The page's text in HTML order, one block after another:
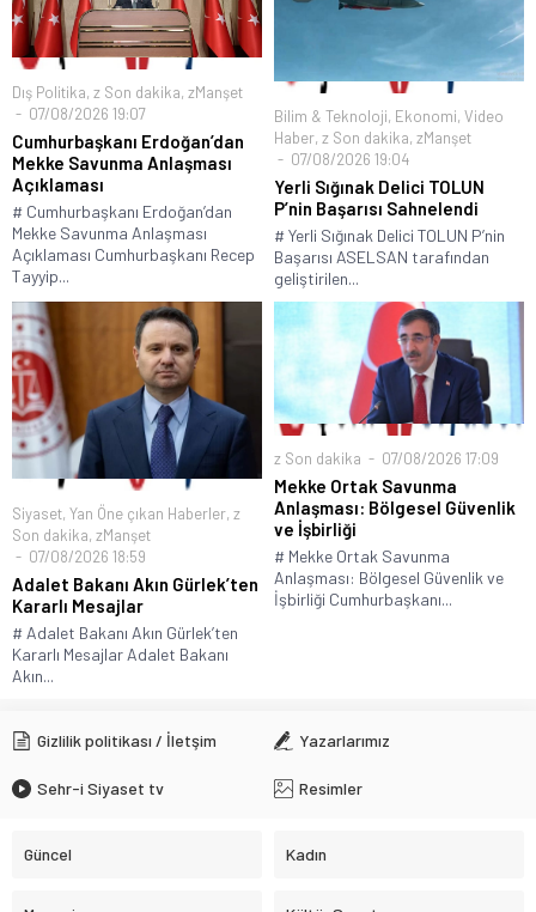
Dış Politika, z Son dakika, zManşet
07/08/2026 19:07
Cumhurbaşkanı Erdoğan’dan
Mekke Savunma Anlaşması
Açıklaması
# Cumhurbaşkanı Erdoğan’dan
Mekke Savunma Anlaşması
Açıklaması Cumhurbaşkanı Recep
Tayyip...
Bilim & Teknoloji, Ekonomi, Video
Haber, z Son dakika, zManşet
07/08/2026 19:04
Yerli Sığınak Delici TOLUN
P’nin Başarısı Sahnelendi
# Yerli Sığınak Delici TOLUN P’nin
Başarısı ASELSAN tarafından
geliştirilen...
Siyaset, Yan Öne çıkan Haberler, z
Son dakika, zManşet
07/08/2026 18:59
Adalet Bakanı Akın Gürlek’ten
Kararlı Mesajlar
# Adalet Bakanı Akın Gürlek’ten
Kararlı Mesajlar Adalet Bakanı
Akın...
z Son dakika 07/08/2026 17:09
Mekke Ortak Savunma
Anlaşması: Bölgesel Güvenlik
ve İşbirliği
# Mekke Ortak Savunma
Anlaşması: Bölgesel Güvenlik ve
İşbirliği Cumhurbaşkanı...
Gizlilik politikası / İletşim Yazarlarımız
Sehr-i Siyaset tv Resimler
Güncel Kadın